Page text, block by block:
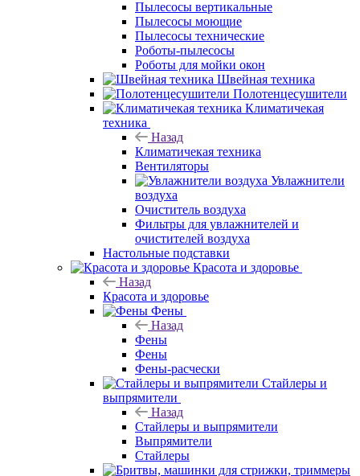
Пылесосы вертикальные
Пылесосы моющие
Пылесосы технические
Роботы-пылесосы
Роботы для мойки окон
Швейная техника
Полотенцесушители
Климатичекая
техника
Назад
Климатичекая техника
Вентиляторы
Увлажнители
воздуха
Очиститель воздуха
Фильтры для увлажнителей и
очистителей воздуха
Настольные подставки
Красота и здоровье
Назад
Красота и здоровье
Фены
Назад
Фены
Фены
Фены-расчески
Стайлеры и
выпрямители
Назад
Стайлеры и выпрямители
Выпрямители
Стайлеры